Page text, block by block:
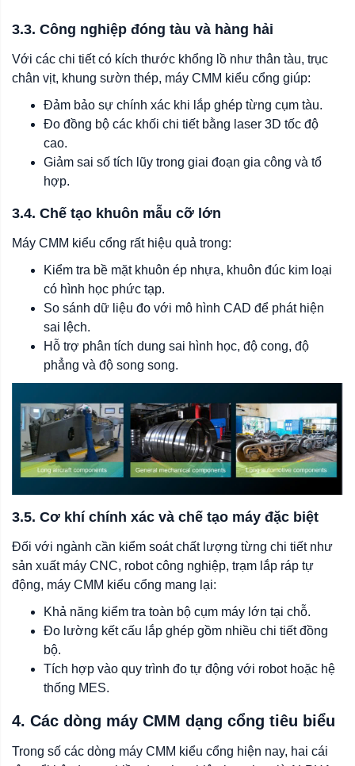
3.3. Công nghiệp đóng tàu và hàng hải
Với các chi tiết có kích thước khổng lồ như thân tàu, trục
chân vịt, khung sườn thép, máy CMM kiểu cổng giúp:
Đảm bảo sự chính xác khi lắp ghép từng cụm tàu.
Đo đồng bộ các khối chi tiết bằng laser 3D tốc độ
cao.
Giảm sai số tích lũy trong giai đoạn gia công và tổ
hợp.
3.4. Chế tạo khuôn mẫu cỡ lớn
Máy CMM kiểu cổng rất hiệu quả trong:
Kiểm tra bề mặt khuôn ép nhựa, khuôn đúc kim loại
có hình học phức tạp.
So sánh dữ liệu đo với mô hình CAD để phát hiện
sai lệch.
Hỗ trợ phân tích dung sai hình học, độ cong, độ
phẳng và độ song song.
3.5. Cơ khí chính xác và chế tạo máy đặc biệt
Đối với ngành cần kiểm soát chất lượng từng chi tiết như
sản xuất máy CNC, robot công nghiệp, trạm lắp ráp tự
động, máy CMM kiểu cổng mang lại:
Khả năng kiểm tra toàn bộ cụm máy lớn tại chỗ.
Đo lường kết cấu lắp ghép gồm nhiều chi tiết đồng
bộ.
Tích hợp vào quy trình đo tự động với robot hoặc hệ
thống MES.
4. Các dòng máy CMM dạng cổng tiêu biểu
Trong số các dòng máy CMM kiểu cổng hiện nay, hai cái